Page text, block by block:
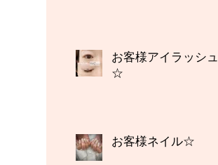
お客様アイラッシュ
☆
お客様ネイル☆